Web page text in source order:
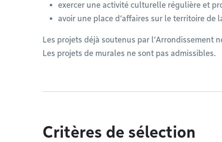
exercer une activité culturelle régulière et
avoir une place d’affaires sur le territoire de
Les projets déjà soutenus par l’Arrondissement
Les projets de murales ne sont pas admissibles.
Critères de sélection